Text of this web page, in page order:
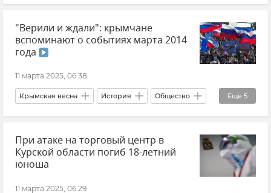
Киев Одесса В мире Новости
Пожар Виталий Кличко
"Верили и ждали": крымчане
вспоминают о событиях марта 2014
года
11 марта 2025, 06:38
Еще 5
Крымская весна История Общество
Крым Россия Память Опрос
Мнения
При атаке на торговый центр в
Курской области погиб 18-летний
юноша
11 марта 2025, 06:29